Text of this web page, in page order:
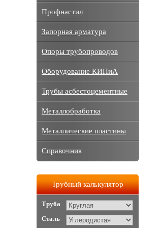
Профнастил
Запорная арматура
Опоры трубопроводов
Оборудование КИПиА
Трубы асбестоцементные
Металлобработка
Металлические пластины
Справочник
Трубный калькулятор
Труба
Сталь